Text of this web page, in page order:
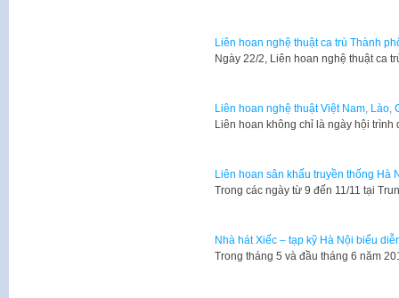
Liên hoan nghệ thuật ca trù Thành
Ngày 22/2, Liên hoan nghệ thuật ca
Liên hoan nghệ thuật Việt Nam, Lào,
Liên hoan không chỉ là ngày hội
Liên hoan sân khấu truyền thống Hà
Trong các ngày từ 9 đến 11/11 tại
Nhà hát Xiếc – tạp kỹ Hà Nội biểu
Trong tháng 5 và đầu tháng 6 năm